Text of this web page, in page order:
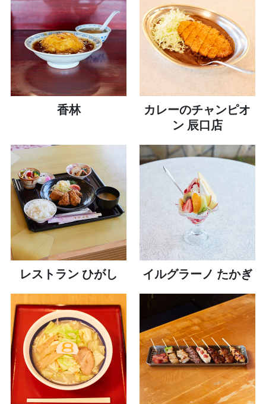
香林
カレーのチャンピオ
ン 辰口店
レストラン ひがし イルグラーノ たかぎ